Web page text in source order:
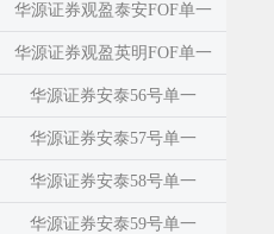
华源证券观盈泰安FOF单一
华源证券观盈英明FOF单一
华源证券安泰56号单一
华源证券安泰57号单一
华源证券安泰58号单一
华源证券安泰59号单一